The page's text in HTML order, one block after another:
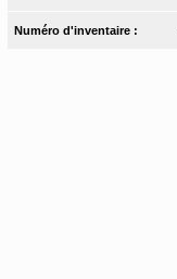
Numéro d'inventaire :